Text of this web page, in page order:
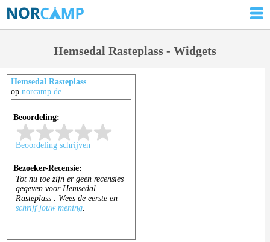
Hemsedal Rasteplass - Widgets
Hemsedal Rasteplass
op norcamp.de